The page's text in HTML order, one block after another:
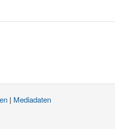
| Mediadaten